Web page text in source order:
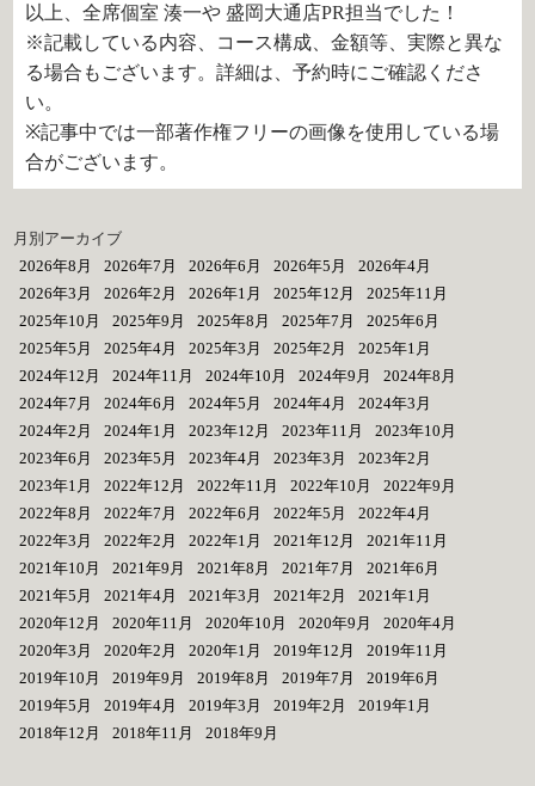
以上、全席個室 湊一や 盛岡大通店PR担当でした！
※記載している内容、コース構成、金額等、実際と異な
る場合もございます。詳細は、予約時にご確認くださ
い。
※記事中では一部著作権フリーの画像を使用している場
合がございます。
月別アーカイブ
2026年8月
2026年7月 2026年6月 2026年5月
2026年4月
2026年3月
2026年2月 2026年1月 2025年12月
2025年11月
2025年10月
2025年9月 2025年8月 2025年7月
2025年6月
2025年5月
2025年4月 2025年3月 2025年2月
2025年1月
2024年12月
2024年11月 2024年10月 2024年9月
2024年8月
2024年7月
2024年6月 2024年5月 2024年4月
2024年3月
2024年2月
2024年1月 2023年12月 2023年11月
2023年10月
2023年6月
2023年5月 2023年4月 2023年3月
2023年2月
2023年1月
2022年12月 2022年11月 2022年10月
2022年9月
2022年8月
2022年7月 2022年6月 2022年5月
2022年4月
2022年3月
2022年2月 2022年1月 2021年12月
2021年11月
2021年10月
2021年9月 2021年8月 2021年7月
2021年6月
2021年5月
2021年4月 2021年3月 2021年2月
2021年1月
2020年12月
2020年11月 2020年10月 2020年9月
2020年4月
2020年3月
2020年2月 2020年1月 2019年12月
2019年11月
2019年10月
2019年9月 2019年8月 2019年7月
2019年6月
2019年5月
2019年4月 2019年3月 2019年2月
2019年1月
2018年12月
2018年11月 2018年9月